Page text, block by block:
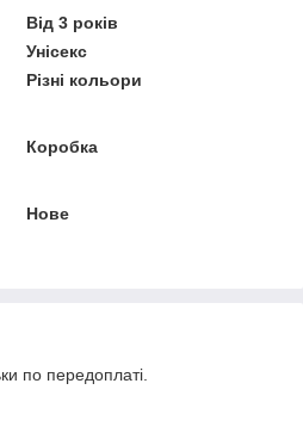
Від 3 років
Унісекс
Різні кольори
Коробка
Нове
по передоплаті.